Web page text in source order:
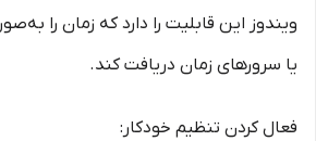
ویندوز این قابلیت را دارد که زمان را
یا سرورهای زمان دریافت کند.
فعال کردن تنظیم خودکار: